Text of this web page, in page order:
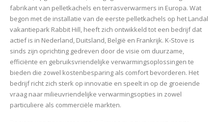
fabrikant van pelletkachels en terrasverwarmers in Europa. Wat
begon met de installatie van de eerste pelletkachels op het Landal
vakantiepark Rabbit Hill, heeft zich ontwikkeld tot een bedrijf dat
actief is in Nederland, Duitsland, België en Frankrijk. K-Stove is
sinds zijn oprichting gedreven door de visie om duurzame,
efficiënte en gebruiksvriendelijke verwarmingsoplossingen te
bieden die zowel kostenbesparing als comfort bevorderen. Het
bedrijf richt zich sterk op innovatie en speelt in op de groeiende
vraag naar milieuvriendelijke verwarmingsopties in zowel
particuliere als commerciële markten.